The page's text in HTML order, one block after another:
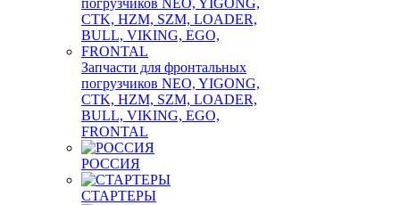
Запчасти для фронтальных
погрузчиков NEO, YIGONG,
CTK, HZM, SZM, LOADER,
BULL, VIKING, EGO,
FRONTAL
РОССИЯ
СТАРТЕРЫ